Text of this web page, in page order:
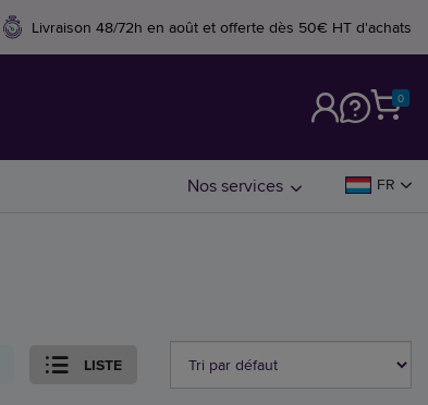
Livraison 48/72h en août et offerte dès 50€ HT d'achats
0
Nos services FR
LISTE